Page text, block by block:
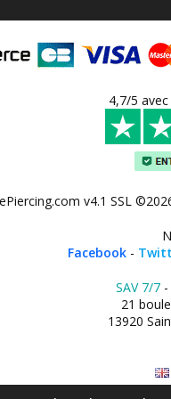
4,7/5
v4.1 SSL
Facebook -
SAV 7/7-
21
13920